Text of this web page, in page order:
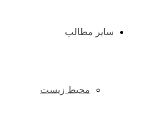
سایر مطالب
محیط زیست